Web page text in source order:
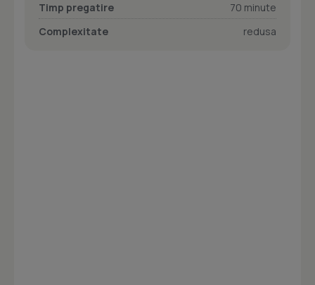
Timp pregatire
70 minute
Complexitate
redusa